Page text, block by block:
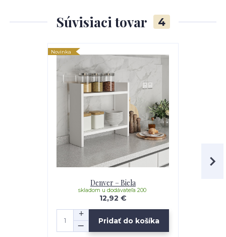
Súvisiaci tovar 4
Novinka
Denver – Biela
12,92 €
skladom u dodávateľa 200
Pridať do košíka